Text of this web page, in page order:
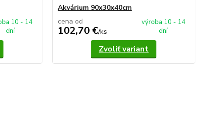
10 - 14
dní
Akvárium 90x30x40cm
cena od
102,70 €/ks
výroba 10 - 14
dní
Zvoliť variant